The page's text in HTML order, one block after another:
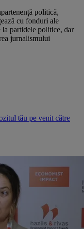
politică,
cu fonduri ale
partidele politice, dar
jurnalismului
tău pe venit către